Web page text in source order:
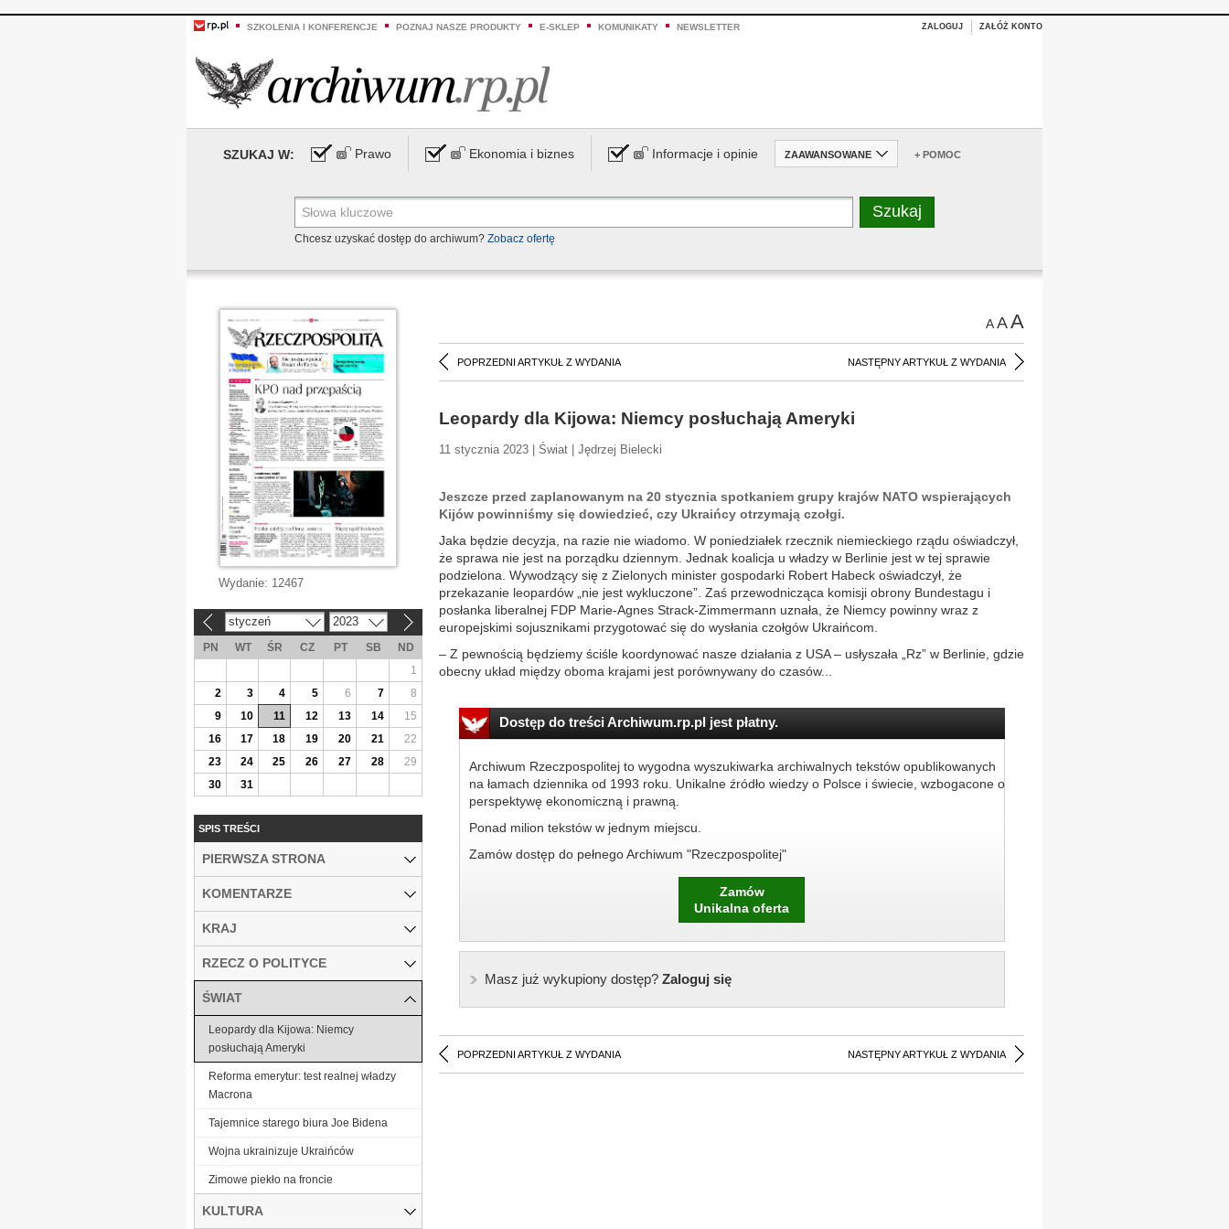
SZKOLENIA I KONFERENCJE POZNAJ NASZE PRODUKTY E-SKLEP KOMUNIKATY NEWSLETTER ZALOGUJ ZAŁÓŻ KONTO
SZUKAJ W: Prawo Ekonomia i biznes Informacje i opinie ZAAWANSOWANE + POMOC
Chcesz uzyskać dostęp do archiwum? Zobacz ofertę
AAA
POPRZEDNI ARTYKUŁ Z WYDANIA NASTĘPNY ARTYKUŁ Z WYDANIA
Leopardy dla Kijowa: Niemcy posłuchają Ameryki
11 stycznia 2023 | Świat | Jędrzej Bielecki
Jeszcze przed zaplanowanym na 20 stycznia spotkaniem grupy krajów NATO wspierających
Kijów powinniśmy się dowiedzieć, czy Ukraińcy otrzymają czołgi.
Jaka będzie decyzja, na razie nie wiadomo. W poniedziałek rzecznik niemieckiego rządu oświadczył,
że sprawa nie jest na porządku dziennym. Jednak koalicja u władzy w Berlinie jest w tej sprawie
podzielona. Wywodzący się z Zielonych minister gospodarki Robert Habeck oświadczył, że
przekazanie leopardów „nie jest wykluczone”. Zaś przewodnicząca komisji obrony Bundestagu i
posłanka liberalnej FDP Marie-Agnes Strack-Zimmermann uznała, że Niemcy powinny wraz z
europejskimi sojusznikami przygotować się do wysłania czołgów Ukraińcom.
– Z pewnością będziemy ściśle koordynować nasze działania z USA – usłyszała „Rz” w Berlinie, gdzie
obecny układ między oboma krajami jest porównywany do czasów...
Dostęp do treści Archiwum.rp.pl jest płatny.
Archiwum Rzeczpospolitej to wygodna wyszukiwarka archiwalnych tekstów opublikowanych
na łamach dziennika od 1993 roku. Unikalne źródło wiedzy o Polsce i świecie, wzbogacone o
perspektywę ekonomiczną i prawną.
Ponad milion tekstów w jednym miejscu.
Zamów dostęp do pełnego Archiwum "Rzeczpospolitej"
Zamów
Unikalna oferta
Masz już wykupiony dostęp?Zaloguj się
POPRZEDNI ARTYKUŁ Z WYDANIA NASTĘPNY ARTYKUŁ Z WYDANIA
Wydanie: 12467
styczeń 2023
PN WT ŚR CZ PT SB
ND
1
2
3 4 5 6 7
8
9
10 11 12 13 14
15
16
17 18 19 20 21
22
23
24 25 26 27 28
29
30
31
SPIS TREŚCI
PIERWSZA STRONA
KOMENTARZE
KRAJ
RZECZ O POLITYCE
ŚWIAT
Leopardy dla Kijowa: Niemcy
posłuchają Ameryki
Reforma emerytur: test realnej władzy
Macrona
Tajemnice starego biura Joe Bidena
Wojna ukrainizuje Ukraińców
Zimowe piekło na froncie
KULTURA